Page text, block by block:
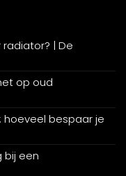
| De
op oud
hoeveel bespaar je
bij een